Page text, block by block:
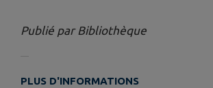
Publié par Bibliothèque
PLUS D'INFORMATIONS